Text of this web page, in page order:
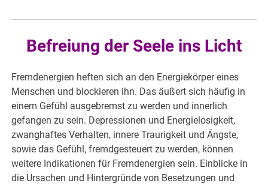
Befreiung der Seele ins Licht
Fremdenergien heften sich an den Energiekörper eines
Menschen und blockieren ihn. Das äußert sich häufig in
einem Gefühl ausgebremst zu werden und innerlich
gefangen zu sein. Depressionen und Energielosigkeit,
zwanghaftes Verhalten, innere Traurigkeit und Ängste,
sowie das Gefühl, fremdgesteuert zu werden, können
weitere Indikationen für Fremdenergien sein. Einblicke in
die Ursachen und Hintergründe von Besetzungen und